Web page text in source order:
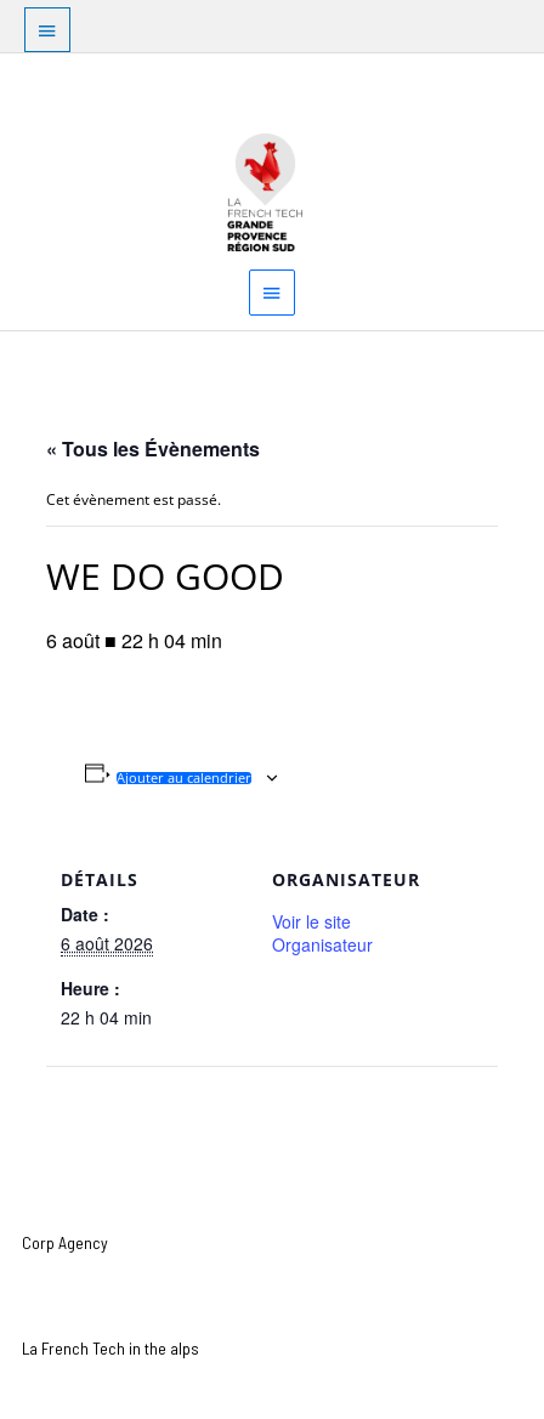
Aller
contenu
Au
dessus
principal
« Tous les Évènements
Cet évènement est passé.
WE DO GOOD
6 août ■ 22 h 04 min
Ajouter au calendrier
DÉTAILS
Date :
6 août 2026
Heure :
22 h 04 min
ORGANISATEUR
Voir le site
Organisateur
Corp Agency
La French Tech in the alps